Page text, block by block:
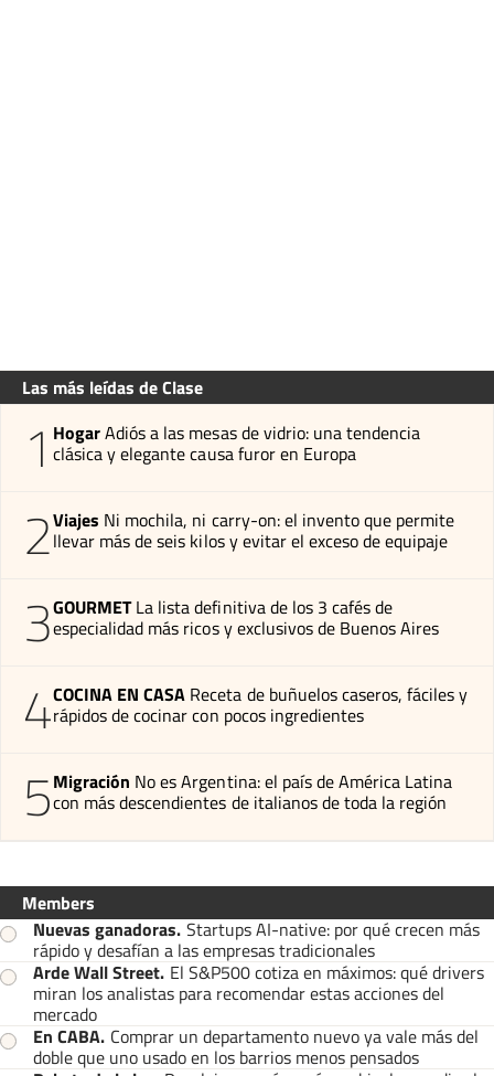
Las más leídas de Clase
1 HogarAdiós a las mesas de vidrio: una tendencia
clásica y elegante causa furor en Europa
2Viajes Ni mochila, ni carry-on: el invento que permite
llevar más de seis kilos y evitar el exceso de equipaje
3GOURMET La lista definitiva de los 3 cafés de
especialidad más ricos y exclusivos de Buenos Aires
4COCINA EN CASA Receta de buñuelos caseros, fáciles y
rápidos de cocinar con pocos ingredientes
5Migración No es Argentina: el país de América Latina
con más descendientes de italianos de toda la región
Members
Nuevas ganadoras. Startups AI-native: por qué crecen más
rápido y desafían a las empresas tradicionales
Arde Wall Street. El S&P500 cotiza en máximos: qué drivers
miran los analistas para recomendar estas acciones del
mercado
En CABA. Comprar un departamento nuevo ya vale más del
doble que uno usado en los barrios menos pensados